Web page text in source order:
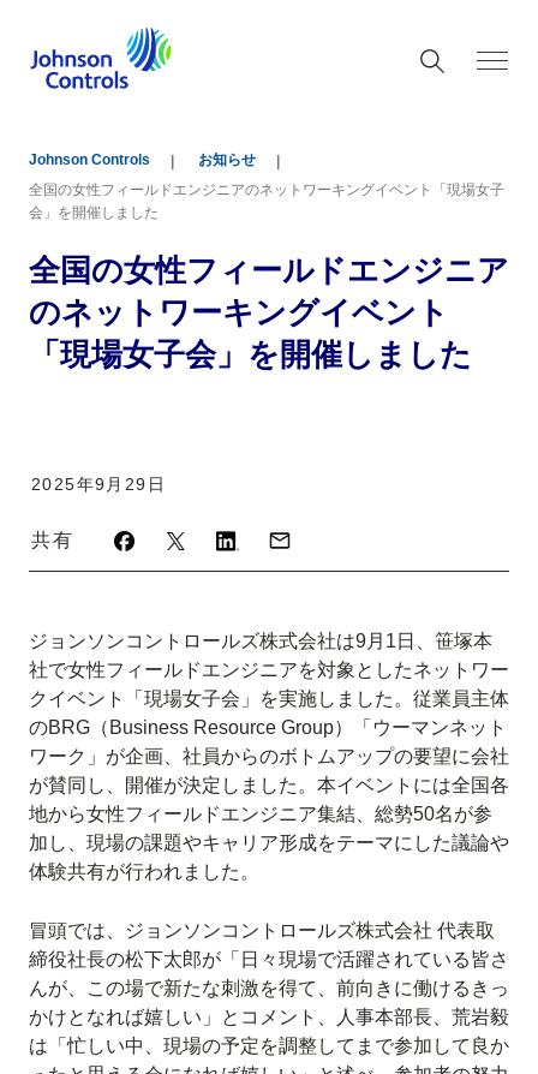
Johnson Controls
お知らせ
全国の女性フィールドエンジニアのネットワーキングイベント「現場女子
会」を開催しました
全国の女性フィールドエンジニア
のネットワーキングイベント
「現場女子会」を開催しました
2025年9月29日
共有
ジョンソンコントロールズ株式会社は9月1日、笹塚本
社で女性フィールドエンジニアを対象としたネットワー
クイベント「現場女子会」を実施しました。従業員主体
のBRG（Business Resource Group）「ウーマンネット
ワーク」が企画、社員からのボトムアップの要望に会社
が賛同し、開催が決定しました。本イベントには全国各
地から女性フィールドエンジニア集結、総勢50名が参
加し、現場の課題やキャリア形成をテーマにした議論や
体験共有が行われました。
冒頭では、ジョンソンコントロールズ株式会社 代表取
締役社長の松下太郎が「日々現場で活躍されている皆さ
んが、この場で新たな刺激を得て、前向きに働けるきっ
かけとなれば嬉しい」とコメント、人事本部長、荒岩毅
は「忙しい中、現場の予定を調整してまで参加して良か